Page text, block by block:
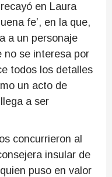
en Laura
fe’, en la que,
a un personaje
no se interesa por
todos los detalles
un acto de
a ser
concurrieron al
insular de
puso en valor